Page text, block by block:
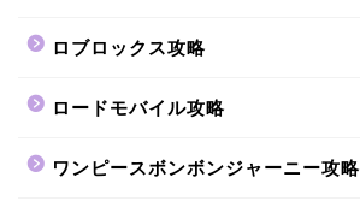
ロブロックス攻略
ロードモバイル攻略
ワンピースボンボンジャーニー攻略